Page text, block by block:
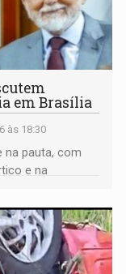
em Brasília
às 18:30
na pauta, com
e na